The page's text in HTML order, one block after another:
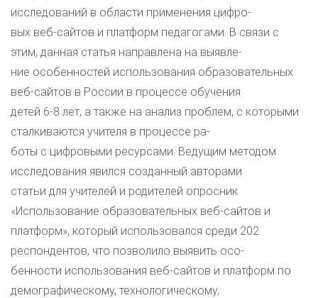
исследований в области применения цифро-
вых веб-сайтов и платформ педагогами. В связи с
этим, данная статья направлена на выявле-
ние особенностей использования образовательных
веб-сайтов в России в процессе обучения
детей 6-8 лет, а также на анализ проблем, с которыми
сталкиваются учителя в процессе ра-
боты с цифровыми ресурсами. Ведущим методом
исследования явился созданный авторами
статьи для учителей и родителей опросник
«Использование образовательных веб-сайтов и
платформ», который использовался среди 202
респондентов, что позволило выявить осо-
бенности использования веб-сайтов и платформ по
демографическому, технологическому,